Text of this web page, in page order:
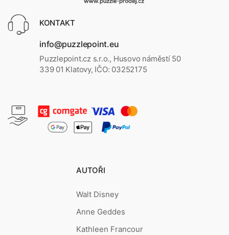
KONTAKT
info@puzzlepoint.eu
Puzzlepoint.cz s.r.o., Husovo náměstí 50
339 01 Klatovy, IČO: 03252175
AUTOŘI
Walt Disney
Anne Geddes
Kathleen Francour